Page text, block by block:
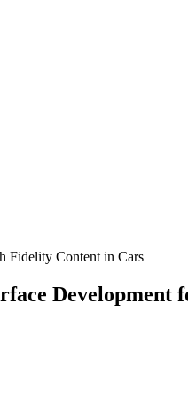
Fidelity Content in Cars